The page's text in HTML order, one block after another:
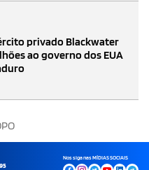
privado Blackwater
ao governo dos EUA
Nos siga nas MÍDIAS SOCIAIS